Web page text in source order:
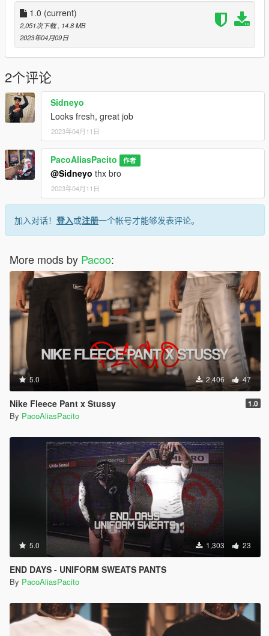
1.0 (current)
2,051次下载 , 14.8 MB
2023年04月09日
2个评论
Sidneyo
Looks fresh, great job
2023年04月11日
PacoAliasPacito 作者
@Sidneyo thx bro
2023年04月11日
加入对话！ 登入或注册一个帐号才能够发表评论。
More mods by Pacoo:
5.0 2,406 47
Nike Fleece Pant x Stussy 1.0
By PacoAliasPacito
5.0 1,303 23
END DAYS - UNIFORM SWEATS PANTS
By PacoAliasPacito